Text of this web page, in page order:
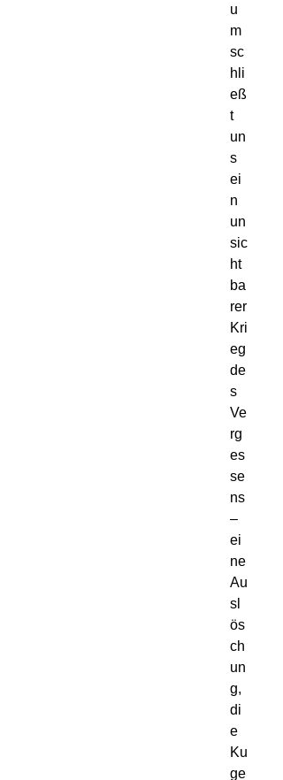
u
m
sc
hli
eß
t
un
s
ei
n
un
sic
ht
ba
rer
Kri
eg
de
s
Ve
rg
es
se
ns
–
ei
ne
Au
sl
ös
ch
un
g,
di
e
Ku
ge